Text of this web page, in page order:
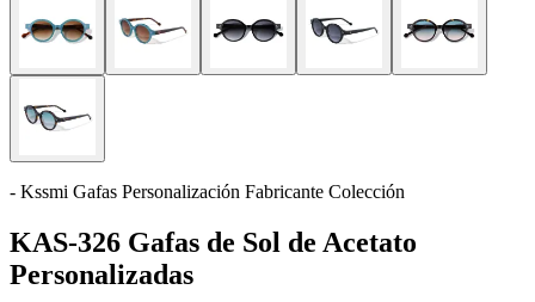
- Kssmi Gafas Personalización Fabricante Colección
KAS-326 Gafas de Sol de Acetato
Personalizadas